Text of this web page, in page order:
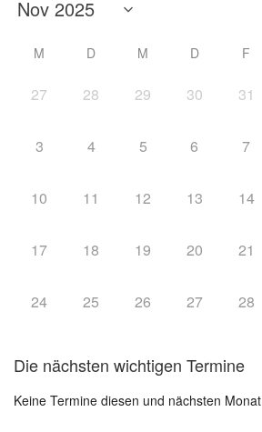
M D M D F
27 28 29 30 31
3 4 5 6 7
10 11 12 13 14
17 18 19 20 21
24 25 26 27 28
Die nächsten wichtigen Termine
Keine Termine diesen und nächsten Monat